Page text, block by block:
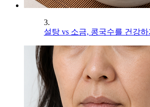
3.
설탕 vs 소금, 콩국수를 건강